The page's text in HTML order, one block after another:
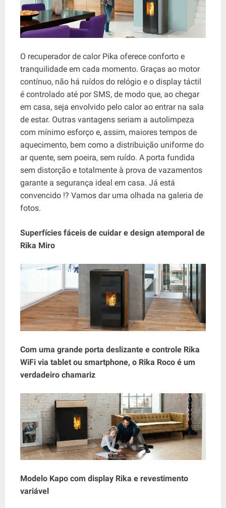
O recuperador de calor Pika oferece conforto e
tranquilidade em cada momento. Graças ao motor
contínuo, não há ruídos do relógio e o display táctil
é controlado até por SMS, de modo que, ao chegar
em casa, seja envolvido pelo calor ao entrar na sala
de estar. Outras vantagens seriam a autolimpeza
com mínimo esforço e, assim, maiores tempos de
aquecimento, bem como a distribuição uniforme do
ar quente, sem poeira, sem ruído. A porta fundida
sem distorção e totalmente à prova de vazamentos
garante a segurança ideal em casa. Já está
convencido !? Vamos dar uma olhada na galeria de
fotos.
Superfícies fáceis de cuidar e design atemporal de
Rika Miro
Com uma grande porta deslizante e controle Rika
WiFi via tablet ou smartphone, o Rika Roco é um
verdadeiro chamariz
Modelo Kapo com display Rika e revestimento
variável